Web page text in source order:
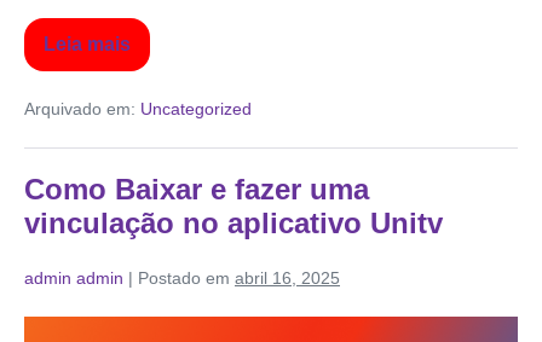
Leia mais
Arquivado em: Uncategorized
Como Baixar e fazer uma
vinculação no aplicativo Unitv
admin admin | Postado em abril 16, 2025